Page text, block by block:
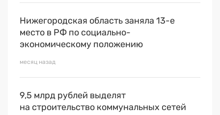
Нижегородская область заняла 13-е
место в РФ по социально-
экономическому положению
месяц назад
9,5 млрд рублей выделят
на строительство коммунальных сетей